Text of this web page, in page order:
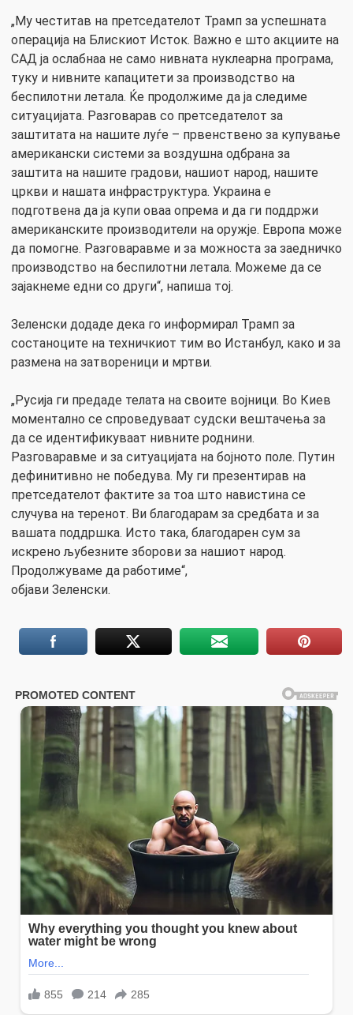
„Му честитав на претседателот Трамп за успешната
операција на Блискиот Исток. Важно е што акциите на
САД ја ослабнаа не само нивната нуклеарна програма,
туку и нивните капацитети за производство на
беспилотни летала. Ќе продолжиме да ја следиме
ситуацијата. Разговарав со претседателот за
заштитата на нашите луѓе – првенствено за купување
американски системи за воздушна одбрана за
заштита на нашите градови, нашиот народ, нашите
цркви и нашата инфраструктура. Украина е
подготвена да ја купи оваа опрема и да ги поддржи
американските производители на оружје. Европа може
да помогне. Разговаравме и за можноста за заедничко
производство на беспилотни летала. Можеме да се
зајакнеме едни со други“, напиша тој.
Зеленски додаде дека го информирал Трамп за
состаноците на техничкиот тим во Истанбул, како и за
размена на затвореници и мртви.
„Русија ги предаде телата на своите војници. Во Киев
моментално се спроведуваат судски вештачења за
да се идентификуваат нивните роднини.
Разговаравме и за ситуацијата на бојното поле. Путин
дефинитивно не победува. Му ги презентирав на
претседателот фактите за тоа што навистина се
случува на теренот. Ви благодарам за средбата и за
вашата поддршка. Исто така, благодарен сум за
искрено љубезните зборови за нашиот народ.
Продолжуваме да работиме“,
објави Зеленски.